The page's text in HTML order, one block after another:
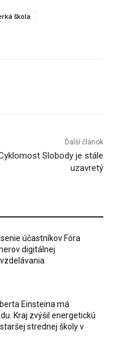
škola
Ďalší článok
Slobody je stále
uzavretý
účastníkov Fóra
digitálnej
Einsteina má
Kraj zvýšil energetickú
strednej školy v